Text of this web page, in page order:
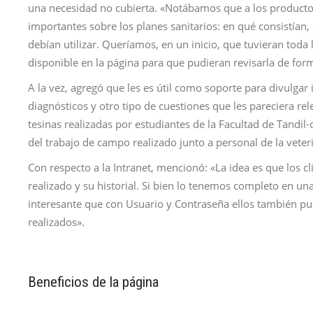
una necesidad no cubierta. «Notábamos que a los
importantes sobre los planes sanitarios: en qué
debían utilizar. Queríamos, en un inicio, que tuvieran
disponible en la página para que pudieran revisarla de
A la vez, agregó que les es útil como soporte para
diagnósticos y otro tipo de cuestiones que les pareciera
tesinas realizadas por estudiantes de la Facultad de
del trabajo de campo realizado junto a personal de la
Con respecto a la Intranet, mencionó: «La idea es que los
realizado y su historial. Si bien lo tenemos completo en
interesante que con Usuario y Contraseña ellos también
realizados».
Beneficios de la página